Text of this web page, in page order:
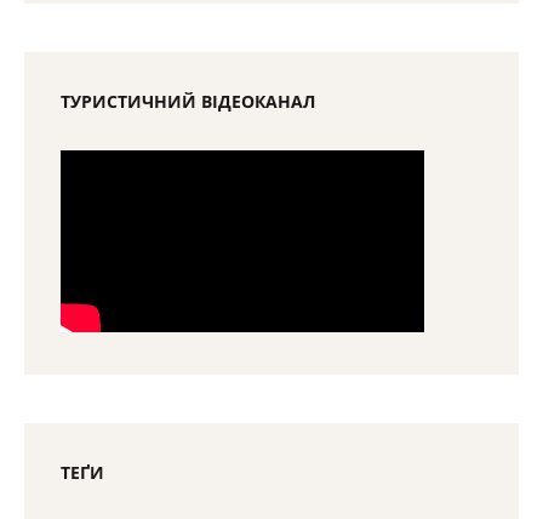
ТУРИСТИЧНИЙ ВІДЕОКАНАЛ
ТЕҐИ